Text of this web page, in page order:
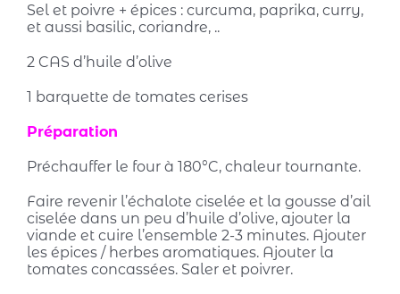
Sel et poivre + épices : curcuma, paprika, curry,
et aussi basilic, coriandre, ..
2 CAS d’huile d’olive
1 barquette de tomates cerises
Préparation
Préchauffer le four à 180°C, chaleur tournante.
Faire revenir l’échalote ciselée et la gousse d’ail
ciselée dans un peu d’huile d’olive, ajouter la
viande et cuire l’ensemble 2-3 minutes. Ajouter
les épices / herbes aromatiques. Ajouter la
tomates concassées. Saler et poivrer.